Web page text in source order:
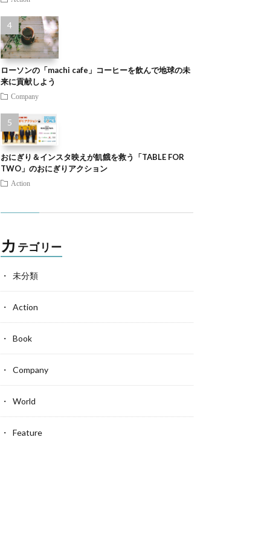
ローソンの「machi cafe」コーヒーを飲んで地球の未
来に貢献しよう
Company
おにぎり＆インスタ映えが飢餓を救う「TABLE FOR
TWO」のおにぎりアクション
Action
カ テゴリー
未分類
Action
Book
Company
World
Feature